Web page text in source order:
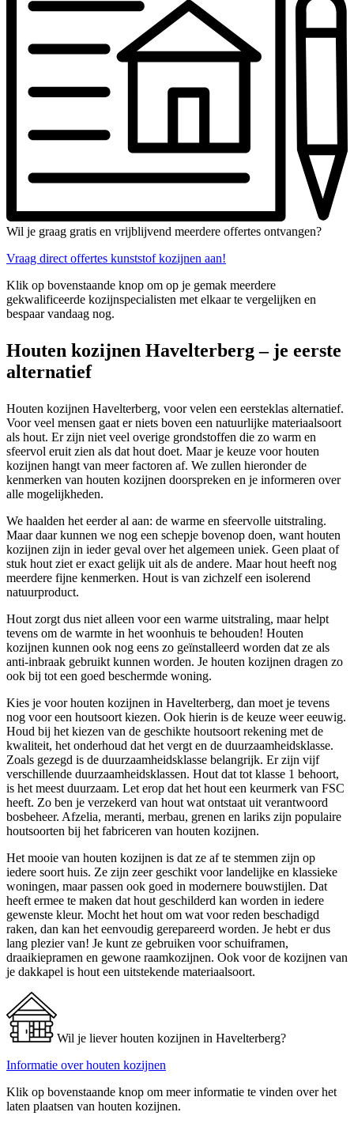
Wil je graag gratis en vrijblijvend meerdere offertes ontvangen?
Vraag direct offertes kunststof kozijnen aan!
Klik op bovenstaande knop om op je gemak meerdere
gekwalificeerde kozijnspecialisten met elkaar te vergelijken en
bespaar vandaag nog.
Houten kozijnen Havelterberg – je eerste
alternatief
Houten kozijnen Havelterberg, voor velen een eersteklas alternatief.
Voor veel mensen gaat er niets boven een natuurlijke materiaalsoort
als hout. Er zijn niet veel overige grondstoffen die zo warm en
sfeervol eruit zien als dat hout doet. Maar je keuze voor houten
kozijnen hangt van meer factoren af. We zullen hieronder de
kenmerken van houten kozijnen doorspreken en je informeren over
alle mogelijkheden.
We haalden het eerder al aan: de warme en sfeervolle uitstraling.
Maar daar kunnen we nog een schepje bovenop doen, want houten
kozijnen zijn in ieder geval over het algemeen uniek. Geen plaat of
stuk hout ziet er exact gelijk uit als de andere. Maar hout heeft nog
meerdere fijne kenmerken. Hout is van zichzelf een isolerend
natuurproduct.
Hout zorgt dus niet alleen voor een warme uitstraling, maar helpt
tevens om de warmte in het woonhuis te behouden! Houten
kozijnen kunnen ook nog eens zo geïnstalleerd worden dat ze als
anti-inbraak gebruikt kunnen worden. Je houten kozijnen dragen zo
ook bij tot een goed beschermde woning.
Kies je voor houten kozijnen in Havelterberg, dan moet je tevens
nog voor een houtsoort kiezen. Ook hierin is de keuze weer eeuwig.
Houd bij het kiezen van de geschikte houtsoort rekening met de
kwaliteit, het onderhoud dat het vergt en de duurzaamheidsklasse.
Zoals gezegd is de duurzaamheidsklasse belangrijk. Er zijn vijf
verschillende duurzaamheidsklassen. Hout dat tot klasse 1 behoort,
is het meest duurzaam. Let erop dat het hout een keurmerk van FSC
heeft. Zo ben je verzekerd van hout wat ontstaat uit verantwoord
bosbeheer. Afzelia, meranti, merbau, grenen en lariks zijn populaire
houtsoorten bij het fabriceren van houten kozijnen.
Het mooie van houten kozijnen is dat ze af te stemmen zijn op
iedere soort huis. Ze zijn zeer geschikt voor landelijke en klassieke
woningen, maar passen ook goed in modernere bouwstijlen. Dat
heeft ermee te maken dat hout geschilderd kan worden in iedere
gewenste kleur. Mocht het hout om wat voor reden beschadigd
raken, dan kan het eenvoudig gerepareerd worden. Je hebt er dus
lang plezier van! Je kunt ze gebruiken voor schuiframen,
draaikiepramen en gewone raamkozijnen. Ook voor de kozijnen van
je dakkapel is hout een uitstekende materiaalsoort.
Wil je liever houten kozijnen in Havelterberg?
Informatie over houten kozijnen
Klik op bovenstaande knop om meer informatie te vinden over het
laten plaatsen van houten kozijnen.